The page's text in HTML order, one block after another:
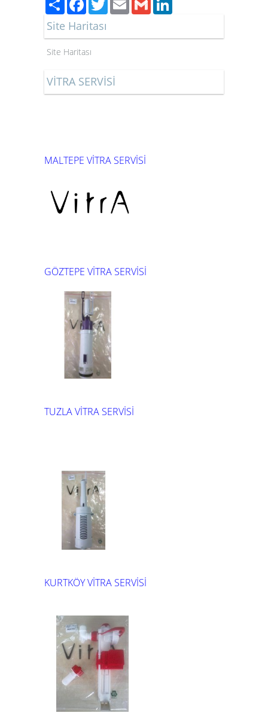
Site Haritası
Site Haritası
VİTRA SERVİSİ
MALTEPE VİTRA SERVİSİ
GÖZTEPE VİTRA SERVİSİ
TUZLA VİTRA SERVİSİ
KURTKÖY VİTRA SERVİSİ